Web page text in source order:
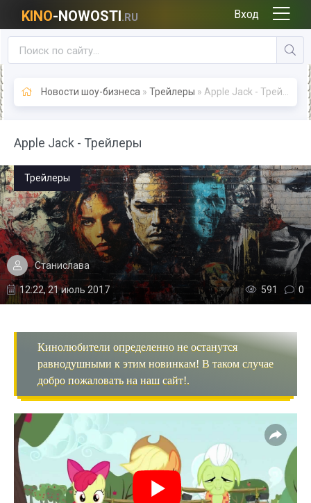
KINO-NOWOSTI.RU Вход
Новости шоу-бизнеса » Трейлеры » Apple Jack - Трейлеры
Apple Jack - Трейлеры
Трейлеры
Станислава
12:22, 21 июль 2017 591 0
Кинолюбители определенно не останутся
равнодушными к этим новинкам! В таком случае
добро пожаловать на наш сайт!.